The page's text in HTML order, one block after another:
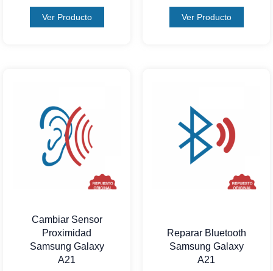
Ver Producto Ver Producto
Cambiar Sensor
Proximidad
Samsung Galaxy
A21
Reparar Bluetooth
Samsung Galaxy
A21